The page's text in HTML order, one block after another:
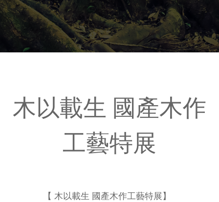
木以載生 國產木作
工藝特展
【 木以載生 國產木作工藝特展】